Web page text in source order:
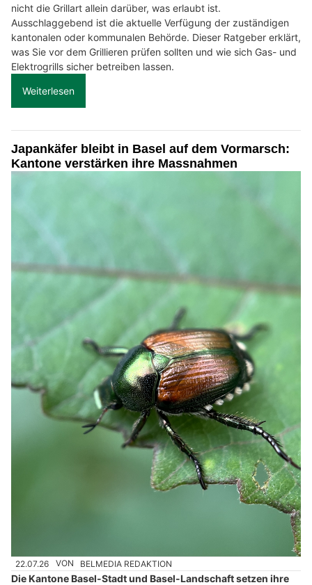
nicht die Grillart allein darüber, was erlaubt ist.
Ausschlaggebend ist die aktuelle Verfügung der zuständigen
kantonalen oder kommunalen Behörde. Dieser Ratgeber erklärt,
was Sie vor dem Grillieren prüfen sollten und wie sich Gas- und
Elektrogrills sicher betreiben lassen.
Weiterlesen
Japankäfer bleibt in Basel auf dem Vormarsch:
Kantone verstärken ihre Massnahmen
22.07.26 VON BELMEDIA REDAKTION
Die Kantone Basel-Stadt und Basel-Landschaft setzen ihre